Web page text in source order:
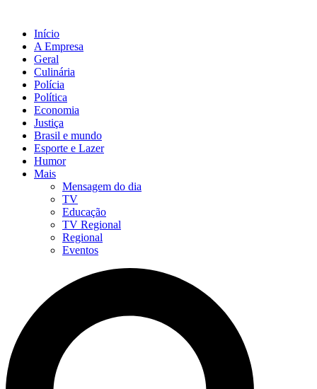
Início
A Empresa
Geral
Culinária
Polícia
Política
Economia
Justiça
Brasil e mundo
Esporte e Lazer
Humor
Mais
Mensagem do dia
TV
Educação
TV Regional
Regional
Eventos